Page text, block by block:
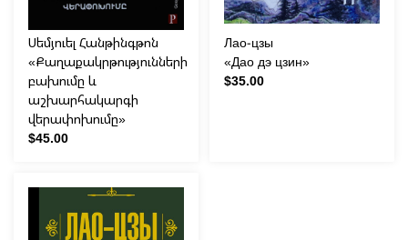
Սեմյուել Հանթինգթոն
«Քաղաքակրթությունների
բախումը և
աշխարհակարգի
վերափոխումը»
$45.00
Лао-цзы
«Дао дэ цзин»
$35.00